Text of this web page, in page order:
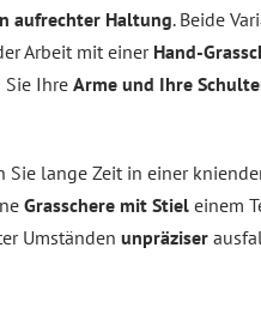
aufrechter Haltung. Beide
Arbeit mit einer Hand-
Ihre Arme und Ihre
Sie lange Zeit in einer
Grasschere mit Stiel einem
Umständen unpräziser